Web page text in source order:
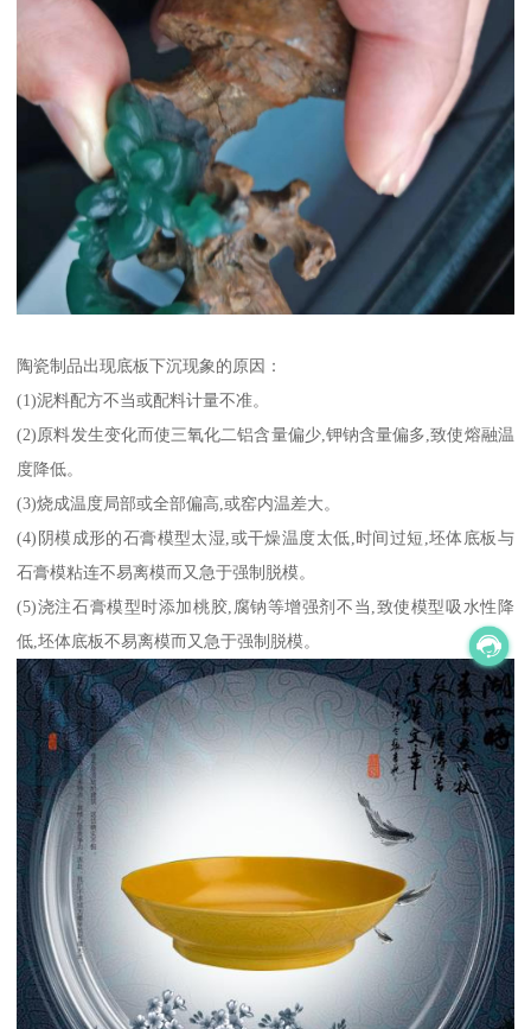
陶瓷制品出现底板下沉现象的原因：
(1)泥料配方不当或配料计量不准。
(2)原料发生变化而使三氧化二铝含量偏少,钾钠含量偏多,致使熔融温
度降低。
(3)烧成温度局部或全部偏高,或窑内温差大。
(4)阴模成形的石膏模型太湿,或干燥温度太低,时间过短,坯体底板与
石膏模粘连不易离模而又急于强制脱模。
(5)浇注石膏模型时添加桃胶,腐钠等增强剂不当,致使模型吸水性降
低,坯体底板不易离模而又急于强制脱模。